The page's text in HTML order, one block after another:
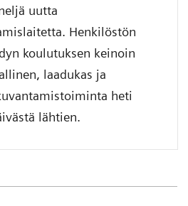
uutta
Henkilöstön
koulutuksen keinoin
laadukas ja
heti
lähtien.